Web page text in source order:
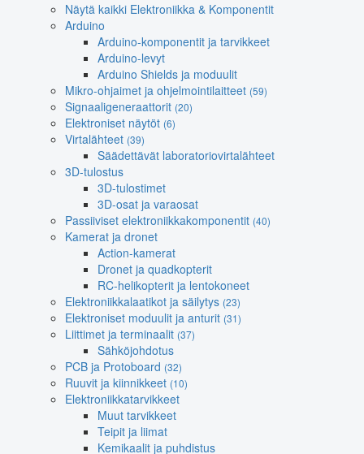
Näytä kaikki Elektroniikka & Komponentit
Arduino
Arduino-komponentit ja tarvikkeet
Arduino-levyt
Arduino Shields ja moduulit
Mikro-ohjaimet ja ohjelmointilaitteet (59)
Signaaligeneraattorit (20)
Elektroniset näytöt (6)
Virtalähteet (39)
Säädettävät laboratoriovirtalähteet
3D-tulostus
3D-tulostimet
3D-osat ja varaosat
Passiiviset elektroniikkakomponentit (40)
Kamerat ja dronet
Action-kamerat
Dronet ja quadkopterit
RC-helikopterit ja lentokoneet
Elektroniikkalaatikot ja säilytys (23)
Elektroniset moduulit ja anturit (31)
Liittimet ja terminaalit (37)
Sähköjohdotus
PCB ja Protoboard (32)
Ruuvit ja kiinnikkeet (10)
Elektroniikkatarvikkeet
Muut tarvikkeet
Teipit ja liimat
Kemikaalit ja puhdistus